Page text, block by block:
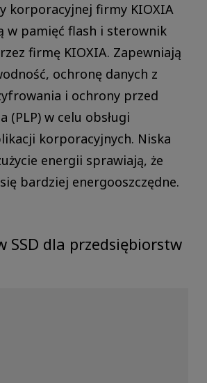
korporacyjnej firmy KIOXIA
w pamięć flash i sterownik
firmę KIOXIA. Zapewniają
ochronę danych z
i ochrony przed
(PLP) w celu obsługi
korporacyjnych. Niska
energii sprawiają, że
bardziej energooszczędne.
SSD dla przedsiębiorstw